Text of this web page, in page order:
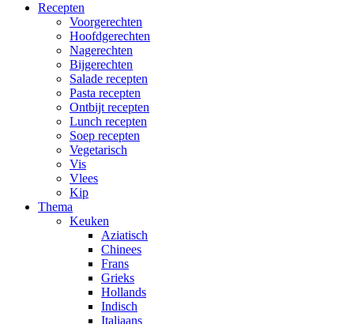
Recepten
Voorgerechten
Hoofdgerechten
Nagerechten
Bijgerechten
Salade recepten
Pasta recepten
Ontbijt recepten
Lunch recepten
Soep recepten
Vegetarisch
Vis
Vlees
Kip
Thema
Keuken
Aziatisch
Chinees
Frans
Grieks
Hollands
Indisch
Italiaans